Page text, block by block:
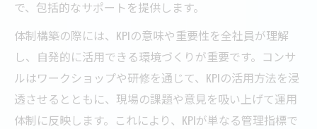
で、包括的なサポートを提供します。
体制構築の際には、KPIの意味や重要性を全社員が理解
し、自発的に活用できる環境づくりが重要です。コンサ
ルはワークショップや研修を通じて、KPIの活用方法を浸
透させるとともに、現場の課題や意見を吸い上げて運用
体制に反映します。これにより、KPIが単なる管理指標で